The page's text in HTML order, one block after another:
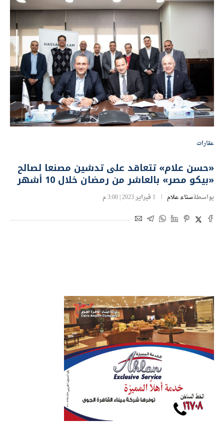
عقارات
«حسن علام» تتعاقد على تدشين مصنعا لصالح
«بيكو مصر» بالعاشر من رمضان خلال 10 أشهر
بواسطةسناء علام 1 فبراير 2023 | 3:00 م